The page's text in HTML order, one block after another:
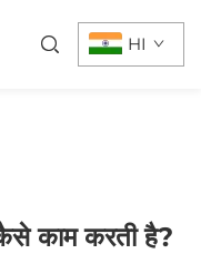
HI
काम करती है?